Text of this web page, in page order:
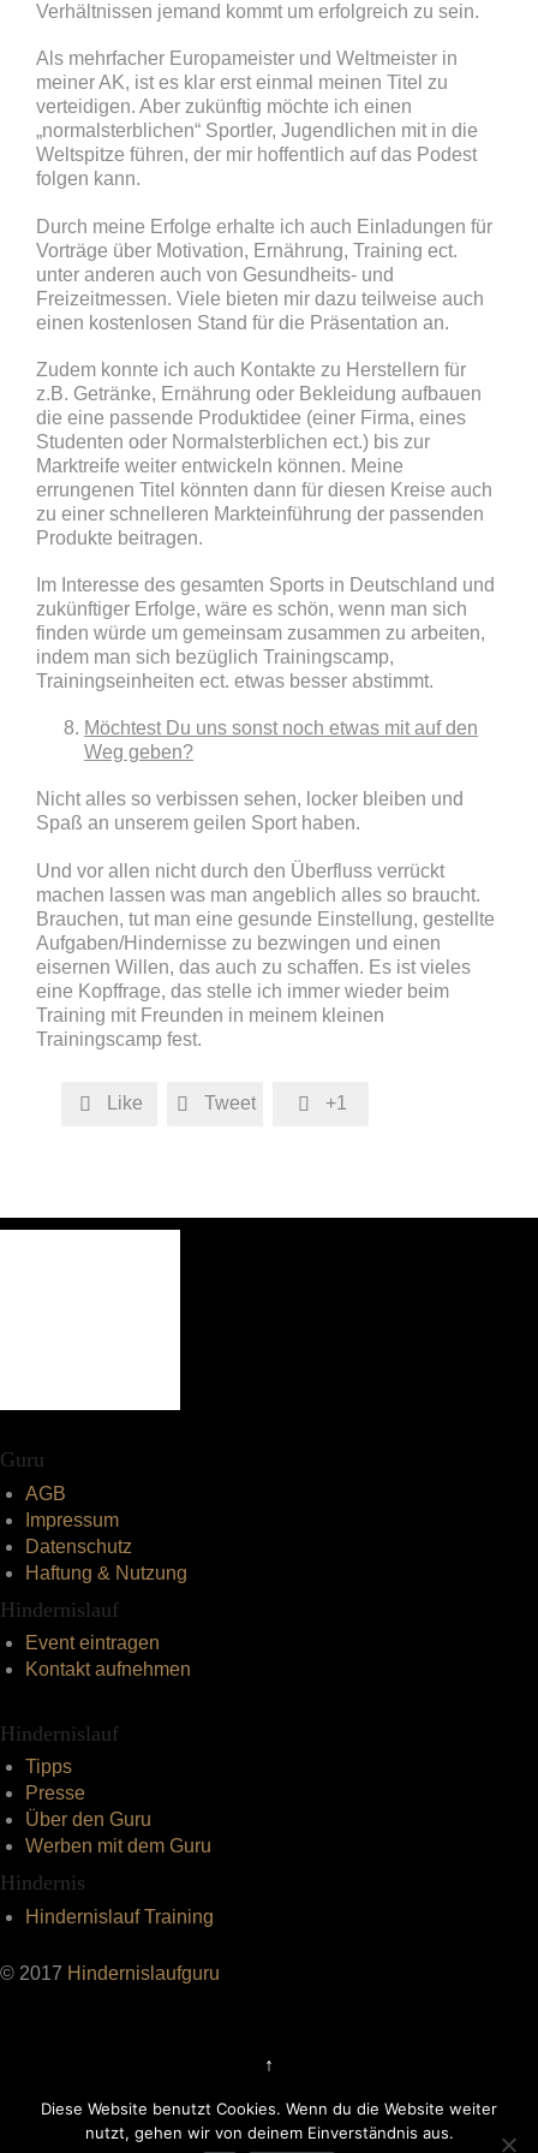
Verhältnissen jemand kommt um erfolgreich zu sein.
Als mehrfacher Europameister und Weltmeister in
meiner AK, ist es klar erst einmal meinen Titel zu
verteidigen. Aber zukünftig möchte ich einen
„normalsterblichen“ Sportler, Jugendlichen mit in die
Weltspitze führen, der mir hoffentlich auf das Podest
folgen kann.
Durch meine Erfolge erhalte ich auch Einladungen für
Vorträge über Motivation, Ernährung, Training ect.
unter anderen auch von Gesundheits- und
Freizeitmessen. Viele bieten mir dazu teilweise auch
einen kostenlosen Stand für die Präsentation an.
Zudem konnte ich auch Kontakte zu Herstellern für
z.B. Getränke, Ernährung oder Bekleidung aufbauen
die eine passende Produktidee (einer Firma, eines
Studenten oder Normalsterblichen ect.) bis zur
Marktreife weiter entwickeln können. Meine
errungenen Titel könnten dann für diesen Kreise auch
zu einer schnelleren Markteinführung der passenden
Produkte beitragen.
Im Interesse des gesamten Sports in Deutschland und
zukünftiger Erfolge, wäre es schön, wenn man sich
finden würde um gemeinsam zusammen zu arbeiten,
indem man sich bezüglich Trainingscamp,
Trainingseinheiten ect. etwas besser abstimmt.
Möchtest Du uns sonst noch etwas mit auf den
Weg geben?
Nicht alles so verbissen sehen, locker bleiben und
Spaß an unserem geilen Sport haben.
Und vor allen nicht durch den Überfluss verrückt
machen lassen was man angeblich alles so braucht.
Brauchen, tut man eine gesunde Einstellung, gestellte
Aufgaben/Hindernisse zu bezwingen und einen
eisernen Willen, das auch zu schaffen. Es ist vieles
eine Kopffrage, das stelle ich immer wieder beim
Training mit Freunden in meinem kleinen
Trainingscamp fest.
 Like  Tweet  +1
Guru
AGB
Impressum
Datenschutz
Haftung & Nutzung
Hindernislauf
Event eintragen
Kontakt aufnehmen
Hindernislauf
Tipps
Presse
Über den Guru
Werben mit dem Guru
Hindernis
Hindernislauf Training
© 2017 Hindernislaufguru
↑
Diese Website benutzt Cookies. Wenn du die Website weiter
nutzt, gehen wir von deinem Einverständnis aus.